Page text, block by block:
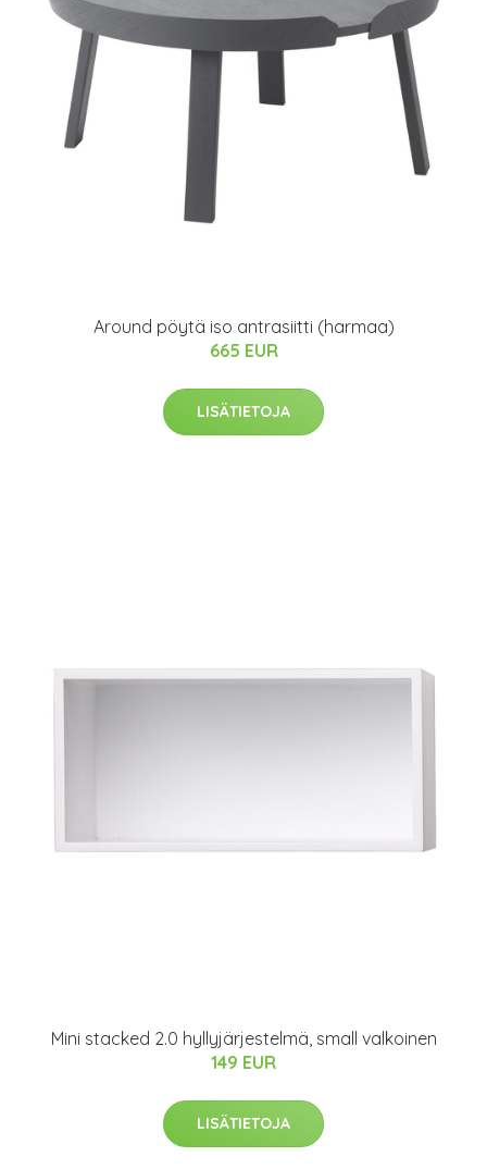
Around pöytä iso antrasiitti (harmaa)
665 EUR
LISÄTIETOJA
Mini stacked 2.0 hyllyjärjestelmä, small valkoinen
149 EUR
LISÄTIETOJA